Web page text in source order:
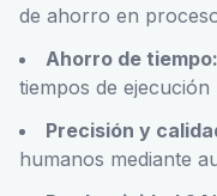
de ahorro en
Ahorro de tiempo:
tiempos de
Precisión y
humanos mediante